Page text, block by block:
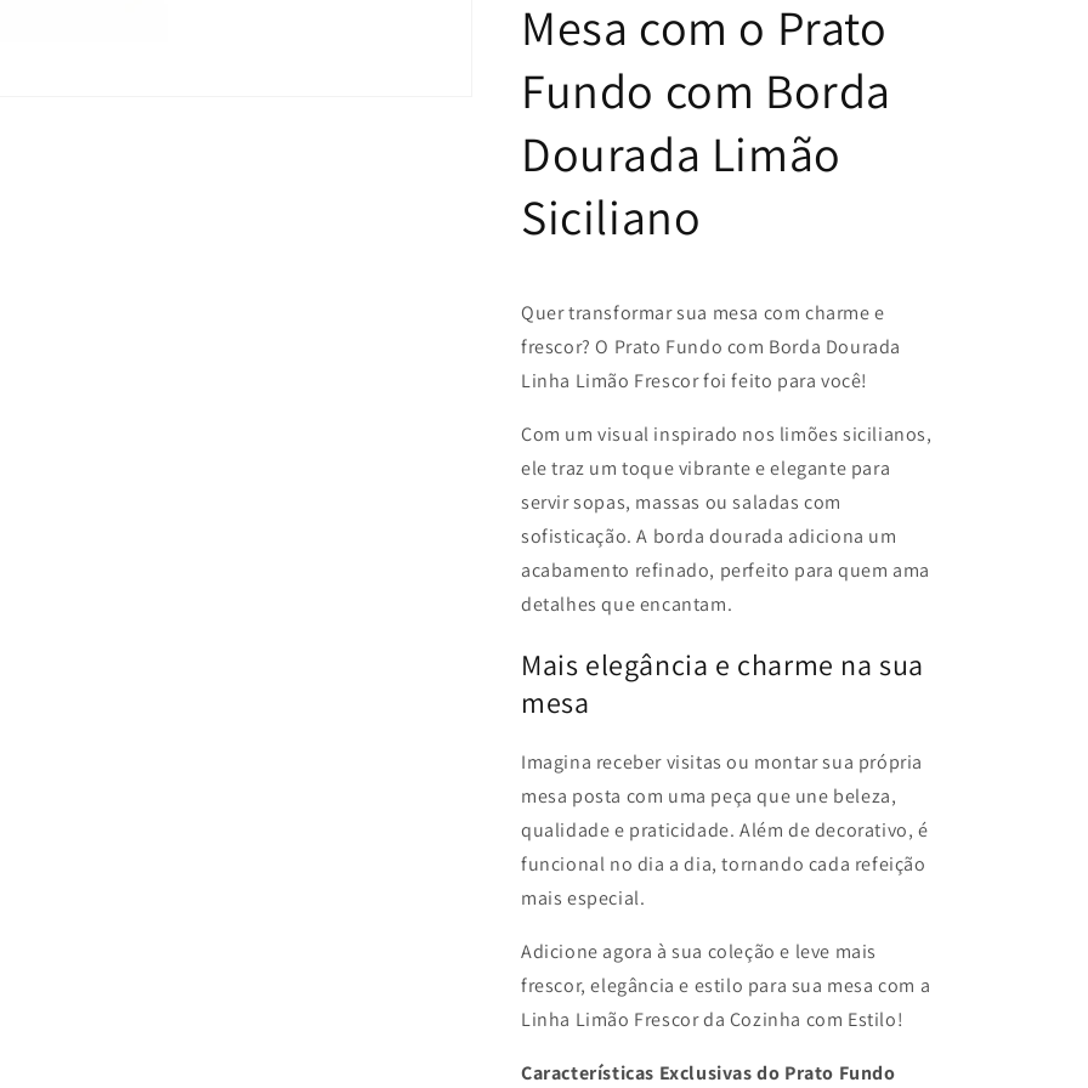
Frescor
Mesa com o Prato
Fundo com Borda
Dourada Limão
Siciliano
Quer transformar sua mesa com charme e
frescor? O Prato Fundo com Borda Dourada
Linha Limão Frescor foi feito para você!
Com um visual inspirado nos limões sicilianos,
ele traz um toque vibrante e elegante para
servir sopas, massas ou saladas com
sofisticação. A borda dourada adiciona um
acabamento refinado, perfeito para quem ama
detalhes que encantam.
Mais elegância e charme na sua
mesa
Imagina receber visitas ou montar sua própria
mesa posta com uma peça que une beleza,
qualidade e praticidade. Além de decorativo, é
funcional no dia a dia, tornando cada refeição
mais especial.
Adicione agora à sua coleção e leve mais
frescor, elegância e estilo para sua mesa com a
Linha Limão Frescor da Cozinha com Estilo!
Características Exclusivas do Prato Fundo